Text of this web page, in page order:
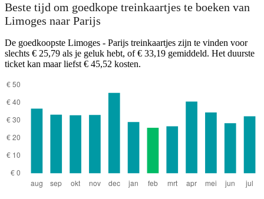
Beste tijd om goedkope treinkaartjes te boeken van
Limoges naar Parijs
De goedkoopste Limoges - Parijs treinkaartjes zijn te vinden voor
slechts € 25,79 als je geluk hebt, of € 33,19 gemiddeld. Het duurste
ticket kan maar liefst € 45,52 kosten.